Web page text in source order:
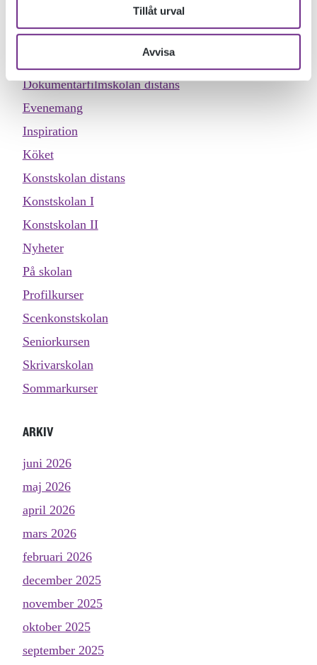
Tillåt urval
Avvisa
Designskolan
Dokumentärfilmskolan distans
Evenemang
Inspiration
Köket
Konstskolan distans
Konstskolan I
Konstskolan II
Nyheter
På skolan
Profilkurser
Scenkonstskolan
Seniorkursen
Skrivarskolan
Sommarkurser
ARKIV
juni 2026
maj 2026
april 2026
mars 2026
februari 2026
december 2025
november 2025
oktober 2025
september 2025